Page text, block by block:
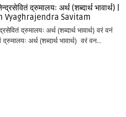
द्रुमालयः अर्थ (शब्दार्थ भावार्थ) |
Vyaghrajendra Savitam
द्रुमालयः अर्थ (शब्दार्थ भावार्थ) वरं वनं
अर्थ (शब्दार्थ भावार्थ) वरं वन...